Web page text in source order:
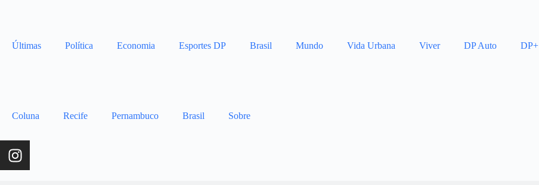
Últimas Política Economia Esportes DP Brasil Mundo Vida Urbana Viver DP Auto DP+
Coluna Recife Pernambuco Brasil Sobre